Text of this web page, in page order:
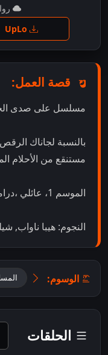
قصة العمل:
مسلسل على صدى
بالنسبة لجاناك
مستنقع من الأحلام
الموسم 1، عائلي ،دراما
النجوم: هيبا ناواب,
الوسوم:
الحلقات